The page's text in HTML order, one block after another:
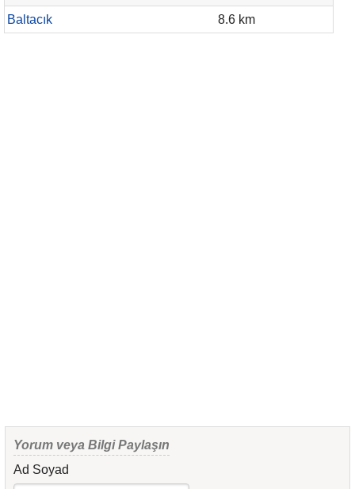
Baltacık
8.6 km
Yorum veya Bilgi Paylaşın
Ad Soyad